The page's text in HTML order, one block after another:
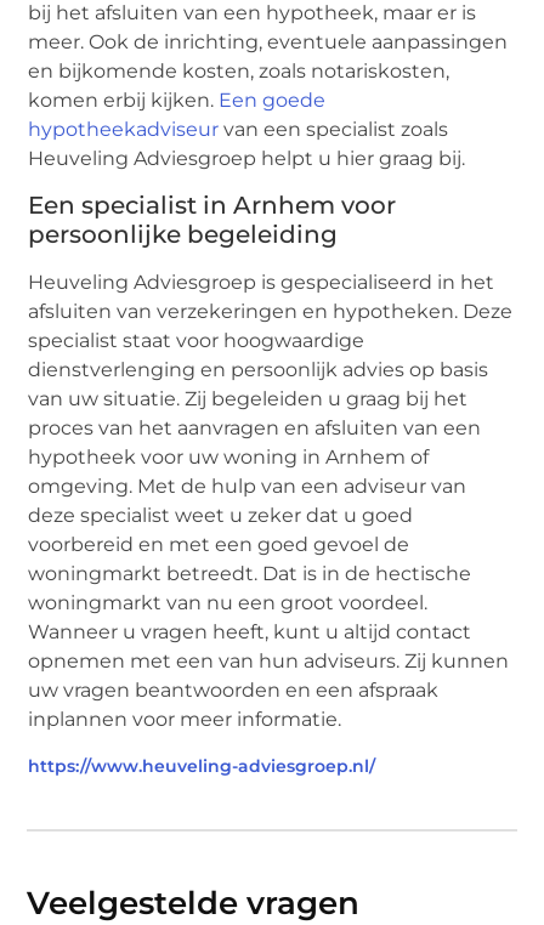
bij het afsluiten van een hypotheek, maar er is
meer. Ook de inrichting, eventuele aanpassingen
en bijkomende kosten, zoals notariskosten,
komen erbij kijken. Een goede
hypotheekadviseur van een specialist zoals
Heuveling Adviesgroep helpt u hier graag bij.
Een specialist in Arnhem voor
persoonlijke begeleiding
Heuveling Adviesgroep is gespecialiseerd in het
afsluiten van verzekeringen en hypotheken. Deze
specialist staat voor hoogwaardige
dienstverlenging en persoonlijk advies op basis
van uw situatie. Zij begeleiden u graag bij het
proces van het aanvragen en afsluiten van een
hypotheek voor uw woning in Arnhem of
omgeving. Met de hulp van een adviseur van
deze specialist weet u zeker dat u goed
voorbereid en met een goed gevoel de
woningmarkt betreedt. Dat is in de hectische
woningmarkt van nu een groot voordeel.
Wanneer u vragen heeft, kunt u altijd contact
opnemen met een van hun adviseurs. Zij kunnen
uw vragen beantwoorden en een afspraak
inplannen voor meer informatie.
https://www.heuveling-adviesgroep.nl/
Veelgestelde vragen